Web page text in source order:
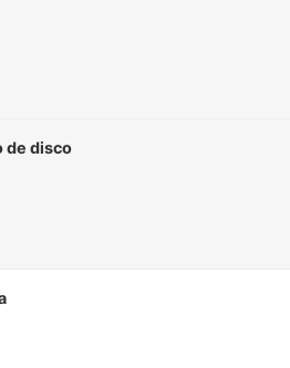
de disco